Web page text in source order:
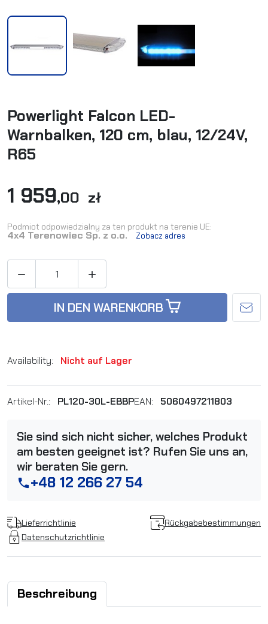
Powerlight Falcon LED-
Warnbalken, 120 cm, blau, 12/24V,
R65
1 959,00 zł
Podmiot odpowiedzialny za ten produkt na terenie UE:
4x4 Terenowiec Sp. z o.o. Zobacz adres
 
IN DEN WARENKORB
Availability: Nicht auf Lager
Artikel-Nr.: PL120-30L-EBBPEAN: 5060497211803
Sie sind sich nicht sicher, welches Produkt
am besten geeignet ist? Rufen Sie uns an,
wir beraten Sie gern.
phone+48 12 266 27 54
Lieferrichtlinie
Rückgabebestimmungen
Datenschutzrichtlinie
Beschreibung